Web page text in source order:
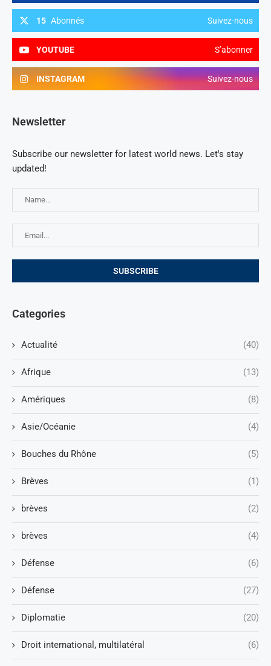
15 Abonnés Suivez-nous
YOUTUBE S’abonner
INSTAGRAM Suivez-nous
Newsletter
Subscribe our newsletter for latest world news. Let's stay
updated!
Categories
Actualité (40)
Afrique (13)
Amériques (8)
Asie/Océanie (4)
Bouches du Rhône (5)
Brèves (1)
brèves (2)
brèves (4)
Défense (6)
Défense (27)
Diplomatie (20)
Droit international, multilatéral (6)